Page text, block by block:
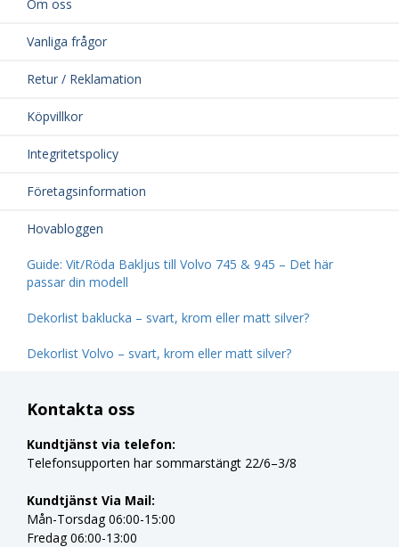
Om oss
Vanliga frågor
Retur / Reklamation
Köpvillkor
Integritetspolicy
Företagsinformation
Hovabloggen
Guide: Vit/Röda Bakljus till Volvo 745 & 945 – Det här
passar din modell
Dekorlist baklucka – svart, krom eller matt silver?
Dekorlist Volvo – svart, krom eller matt silver?
Kontakta oss
Kundtjänst via telefon:
Telefonsupporten har sommarstängt 22/6–3/8
Kundtjänst Via Mail:
Mån-Torsdag 06:00-15:00
Fredag 06:00-13:00